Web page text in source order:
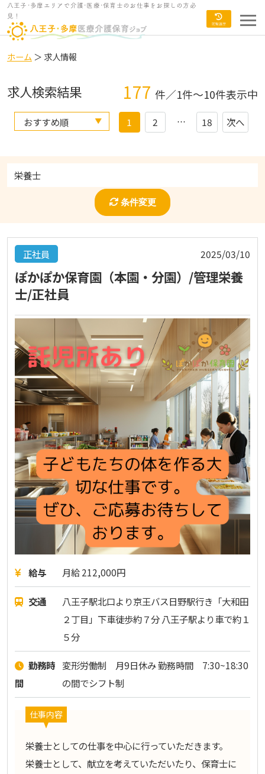
八王子･多摩エリアで介護･医療･保育士のお仕事をお探しの方必
見！
ホーム＞ 求人情報
求人検索結果 177 件／1件～10件表示中
1 2 … 18 次へ
栄養士
条件変更
正社員 2025/03/10
ぽかぽか保育園（本園・分園）/管理栄養
士/正社員
給与 月給 212,000円
交通
八王子駅北口より京王バス日野駅行き「大和田
２丁目」下車徒歩約７分 八王子駅より車で約１
５分
勤務時
間
変形労働制 月9日休み 勤務時間 7:30~18:30
の間でシフト制
仕事内容
栄養士としての仕事を中心に行っていただきます。
栄養士として、献立を考えていただいたり、保育士に